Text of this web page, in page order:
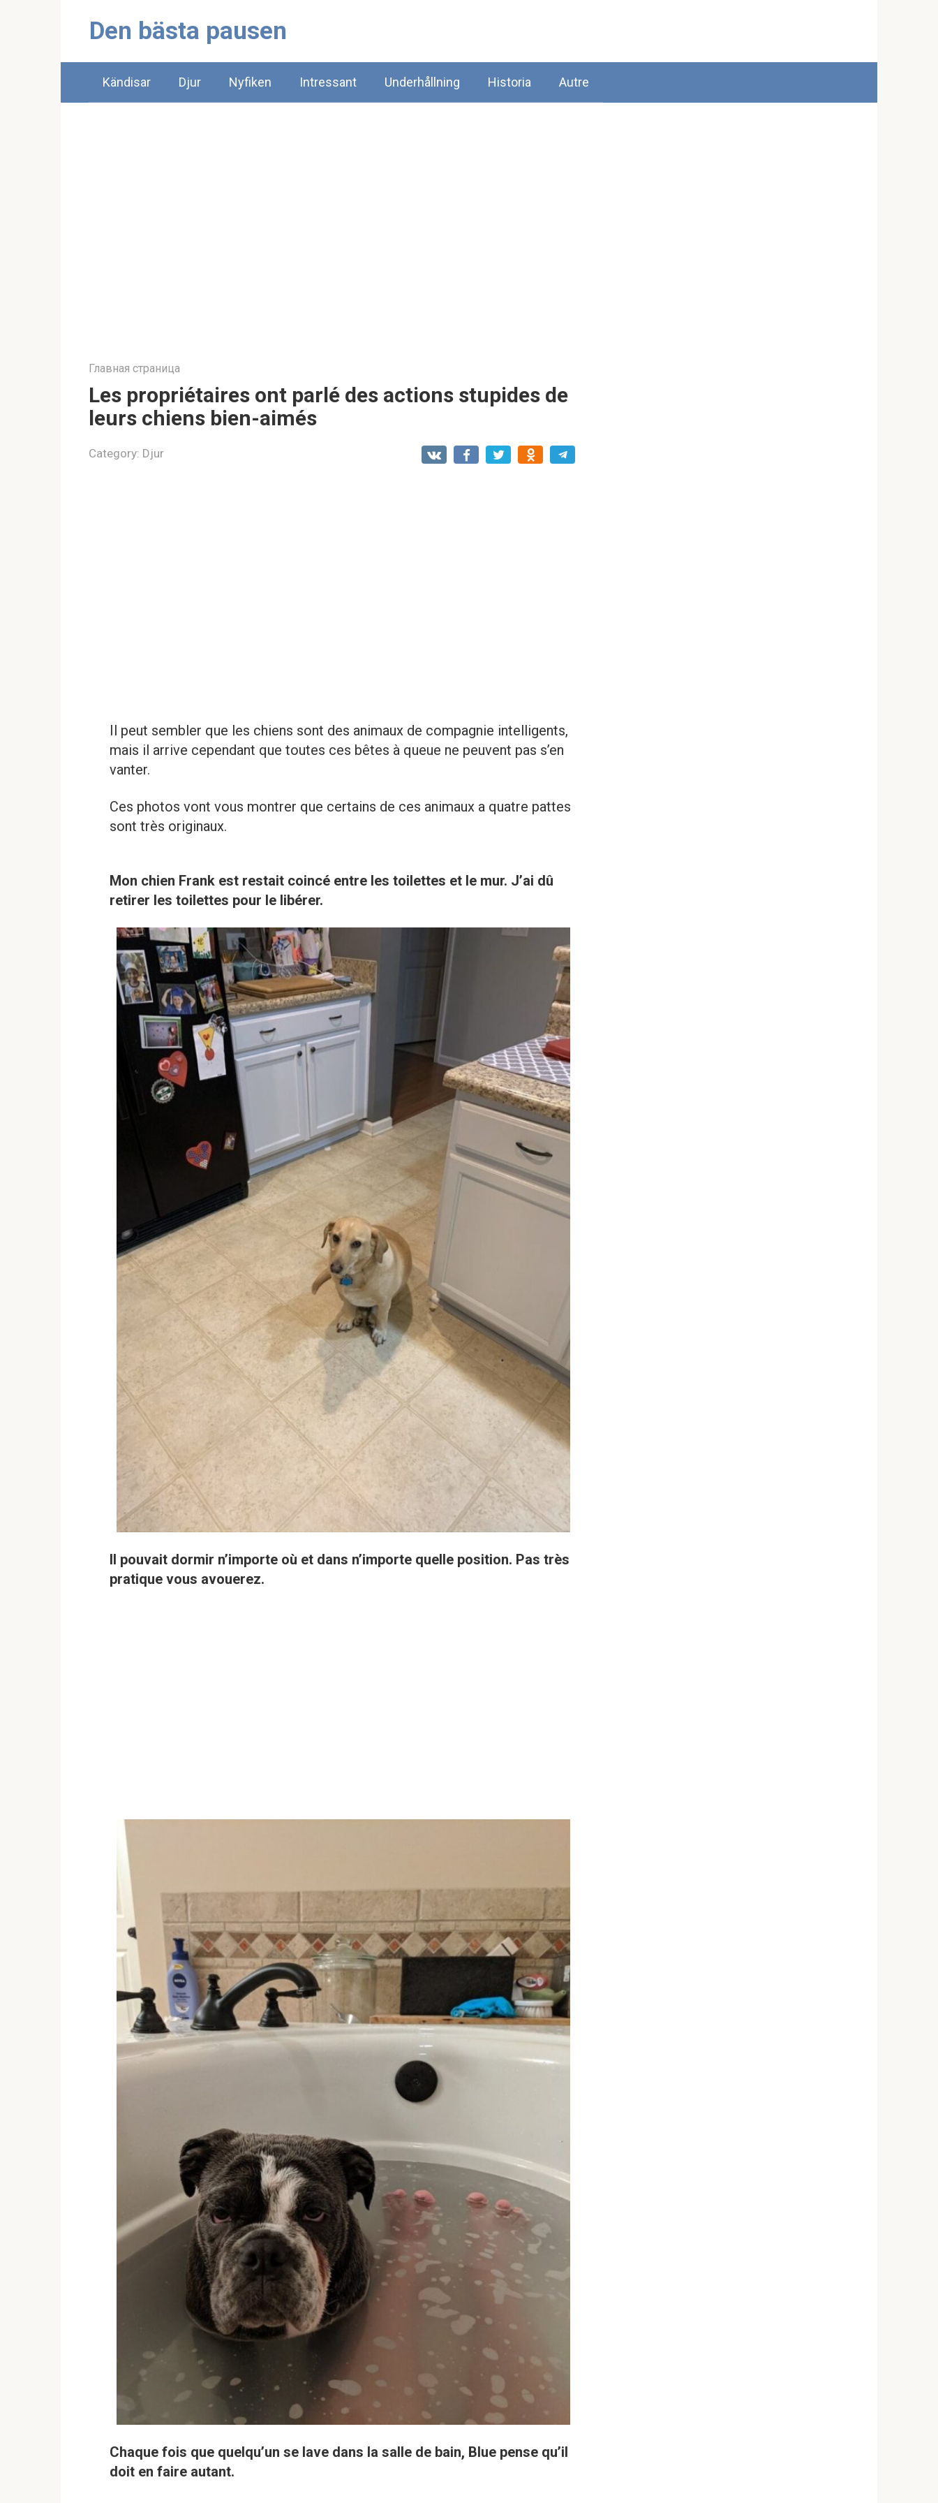
Den bästa pausen
Kändisar Djur Nyfiken Intressant Underhållning Historia Autre
Главная страница
Les propriétaires ont parlé des actions stupides de
leurs chiens bien-aimés
Category: Djur
Il peut sembler que les chiens sont des animaux de compagnie intelligents,
mais il arrive cependant que toutes ces bêtes à queue ne peuvent pas s’en
vanter.
Ces photos vont vous montrer que certains de ces animaux a quatre pattes
sont très originaux.
Mon chien Frank est restait coincé entre les toilettes et le mur. J’ai dû
retirer les toilettes pour le libérer.
Il pouvait dormir n’importe où et dans n’importe quelle position. Pas très
pratique vous avouerez.
Chaque fois que quelqu’un se lave dans la salle de bain, Blue pense qu’il
doit en faire autant.